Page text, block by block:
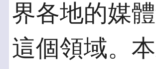
界各地的媒
這個領域。